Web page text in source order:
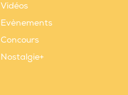
Vidéos
Evènements
Concours
Nostalgie+